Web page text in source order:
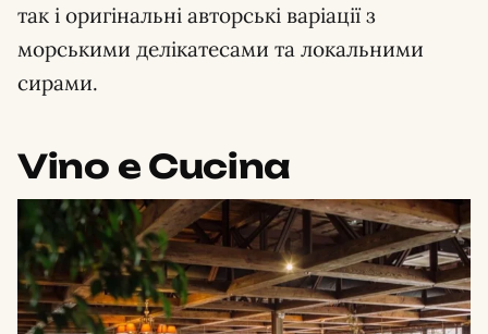
так і оригінальні авторські варіації з
морськими делікатесами та локальними
сирами.
Vino e Cucina